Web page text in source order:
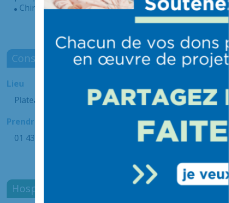
Chirurgie de la main : Canal carpien, dupuytren…
Consultation
Lieu
Plateau des consultations Rez-de-chaussée
Prendre rendez-vous
01 43 86 20 20
Hospitalisation ambulatoire